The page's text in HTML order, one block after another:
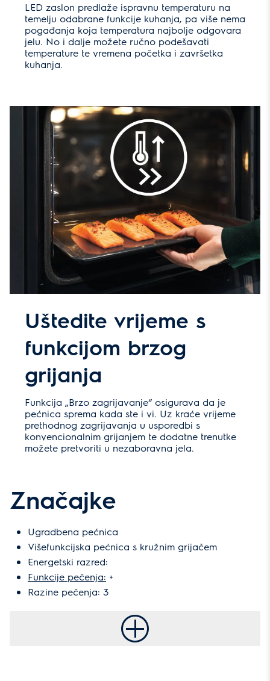
LED zaslon predlaže ispravnu temperaturu na
temelju odabrane funkcije kuhanja, pa više nema
pogađanja koja temperatura najbolje odgovara
jelu. No i dalje možete ručno podešavati
temperature te vremena početka i završetka
kuhanja.
Uštedite vrijeme s
funkcijom brzog
grijanja
Funkcija „Brzo zagrijavanje“ osigurava da je
pećnica sprema kada ste i vi. Uz kraće vrijeme
prethodnog zagrijavanja u usporedbi s
konvencionalnim grijanjem te dodatne trenutke
možete pretvoriti u nezaboravna jela.
Značajke
Ugradbena pećnica
Višefunkcijska pećnica s kružnim grijačem
Energetski razred:
Funkcije pečenja: +
Razine pečenja: 3